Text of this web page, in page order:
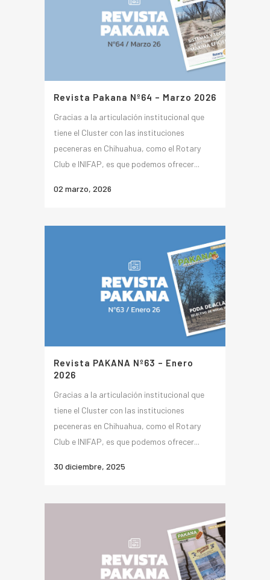
Revista Pakana Nº64 – Marzo 2026
Gracias a la articulación institucional que
tiene el Cluster con las instituciones
peceneras en Chihuahua, como el Rotary
Club e INIFAP, es que podemos ofrecer...
02 marzo, 2026
Revista PAKANA Nº63 – Enero
2026
Gracias a la articulación institucional que
tiene el Cluster con las instituciones
peceneras en Chihuahua, como el Rotary
Club e INIFAP, es que podemos ofrecer...
30 diciembre, 2025